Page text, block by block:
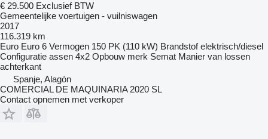
€ 29.500 Exclusief BTW
Gemeentelijke voertuigen - vuilniswagen
2017
116.319 km
Euro Euro 6 Vermogen 150 PK (110 kW) Brandstof elektrisch/diesel
Configuratie assen 4x2 Opbouw merk Semat Manier van lossen
achterkant
Spanje, Alagón
COMERCIAL DE MAQUINARIA 2020 SL
Contact opnemen met verkoper